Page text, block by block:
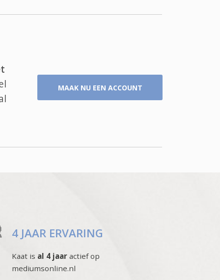
MAAK NU EEN ACCOUNT
4 JAAR ERVARING
Kaat is al 4 jaar actief op
mediumsonline.nl